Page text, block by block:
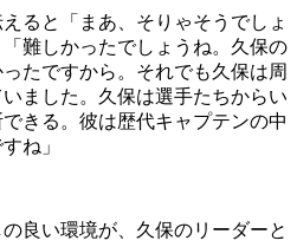
ると「まあ、そりゃそうでしょ
難しかったでしょうね。久保の
たですから。それでも久保は周
ました。久保は選手たちからい
きる。彼は歴代キャプテンの中
ね」
良い環境が、久保のリーダーと